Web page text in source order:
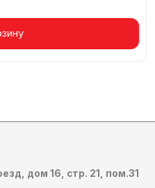
дом 16, стр. 21, пом.31